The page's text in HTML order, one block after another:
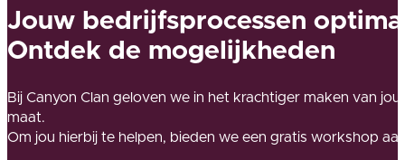
Jouw bedrijfsprocessen
Ontdek de mogelijkheden
Bij Canyon Clan geloven we in het krachtiger maken van
maat.
Om jou hierbij te helpen, bieden we een gratis workshop